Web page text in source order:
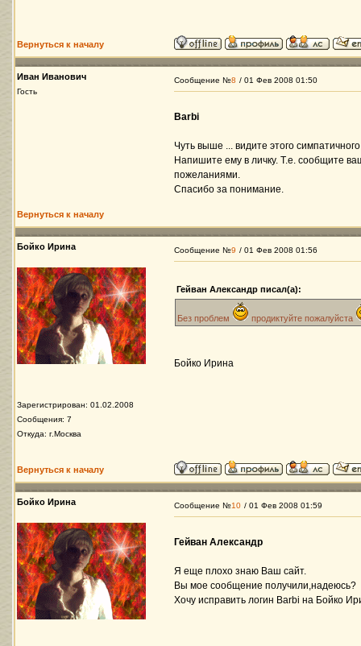
Вернуться к началу
Иван Иванович
Гость
Сообщение №8 / 01 Фев 2008 01:50
Barbi
Чуть выше ... видите этого
Напишите ему в личку. Т.е. сообщите
пожеланиями.
Спасибо за понимание.
Вернуться к началу
Бойко Ирина
Зарегистрирован: 01.02.2008
Сообщения: 7
Откуда: г.Москва
Сообщение №9 / 01 Фев 2008 01:56
Гейван Александр писал(а):
Без проблем продиктуйте пожалуйста
Бойко Ирина
Вернуться к началу
Бойко Ирина Сообщение №10 / 01 Фев 2008 01:59
Гейван Александр
Я еще плохо знаю Ваш сайт.
Вы мое сообщение получили,надеюсь?
Хочу исправить логин Barbi на Бойко